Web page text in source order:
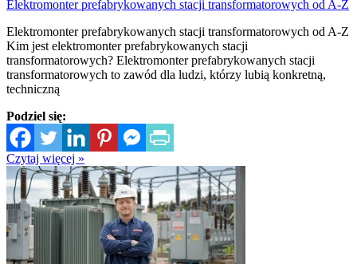
Elektromonter prefabrykowanych stacji transformatorowych od A-Z
Elektromonter prefabrykowanych stacji transformatorowych od A-Z
Kim jest elektromonter prefabrykowanych stacji
transformatorowych? Elektromonter prefabrykowanych stacji
transformatorowych to zawód dla ludzi, którzy lubią konkretną,
techniczną
Podziel się:
Czytaj więcej »